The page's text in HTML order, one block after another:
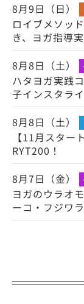
8月9日（日）
ロイブメソッ
き、ヨガ指導
8月8日（土）
ハタヨガ実践
子インスタラ
8月8日（土）
【11月スター
RYT200！
8月7日（金）
ヨガのウラオ
ーコ・フジワ